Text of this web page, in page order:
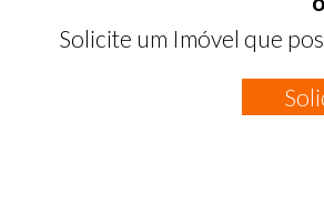
Solicite um Imóvel que